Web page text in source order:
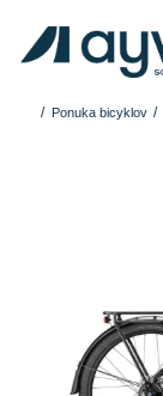
Ponuka bicyklov